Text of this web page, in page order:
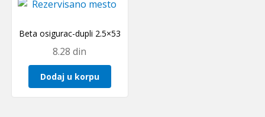
Beta osigurac-dupli 2.5×53
8.28din
Dodaj u korpu